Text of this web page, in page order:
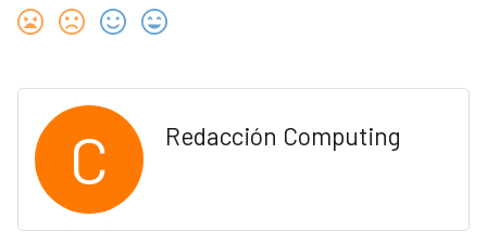
C Redacción Computing